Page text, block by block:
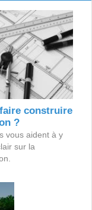
construire
?
vous aident à y
sur la